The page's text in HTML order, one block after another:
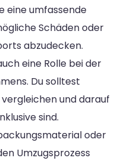
eine umfassende
Schäden oder
abzudecken.
eine Rolle bei der
Du solltest
und darauf
sind.
oder
Umzugsprozess